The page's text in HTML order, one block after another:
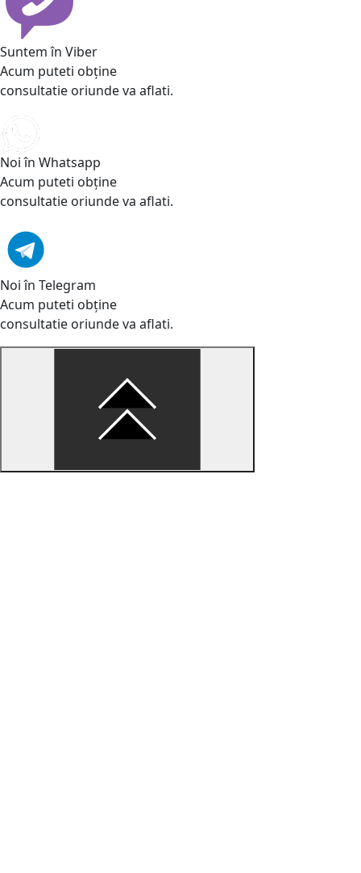
Suntem în Viber
Acum puteti obține
consultatie oriunde va aflati.
Noi în Whatsapp
Acum puteti obține
consultatie oriunde va aflati.
Noi în Telegram
Acum puteti obține
consultatie oriunde va aflati.